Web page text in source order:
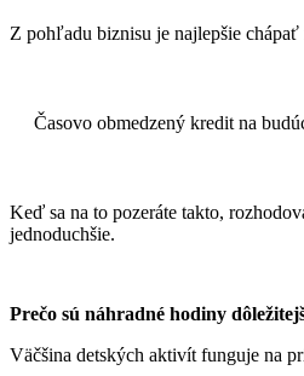
Z pohľadu biznisu je najlepšie chápať
Časovo obmedzený kredit na
Keď sa na to pozeráte takto,
jednoduchšie.
Prečo sú náhradné hodiny
Väčšina detských aktivít funguje na